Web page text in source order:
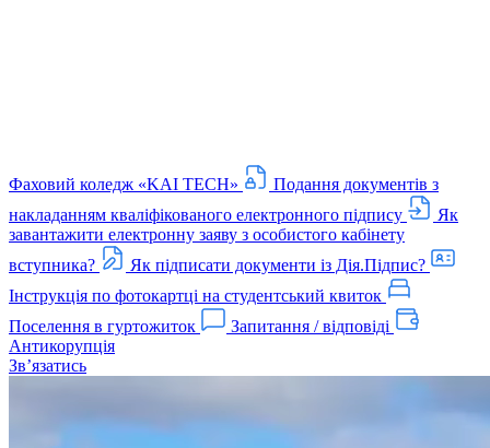
Фаховий коледж «KAI TECH»
Подання документів з
накладанням кваліфікованого електронного підпису
Як
завантажити електронну заяву з особистого кабінету
вступника?
Як підписати документи із Дія.Підпис?
Інструкція по фотокартці на студентський квиток
Поселення в гуртожиток
Запитання / відповіді
Антикорупція
Звʼязатись